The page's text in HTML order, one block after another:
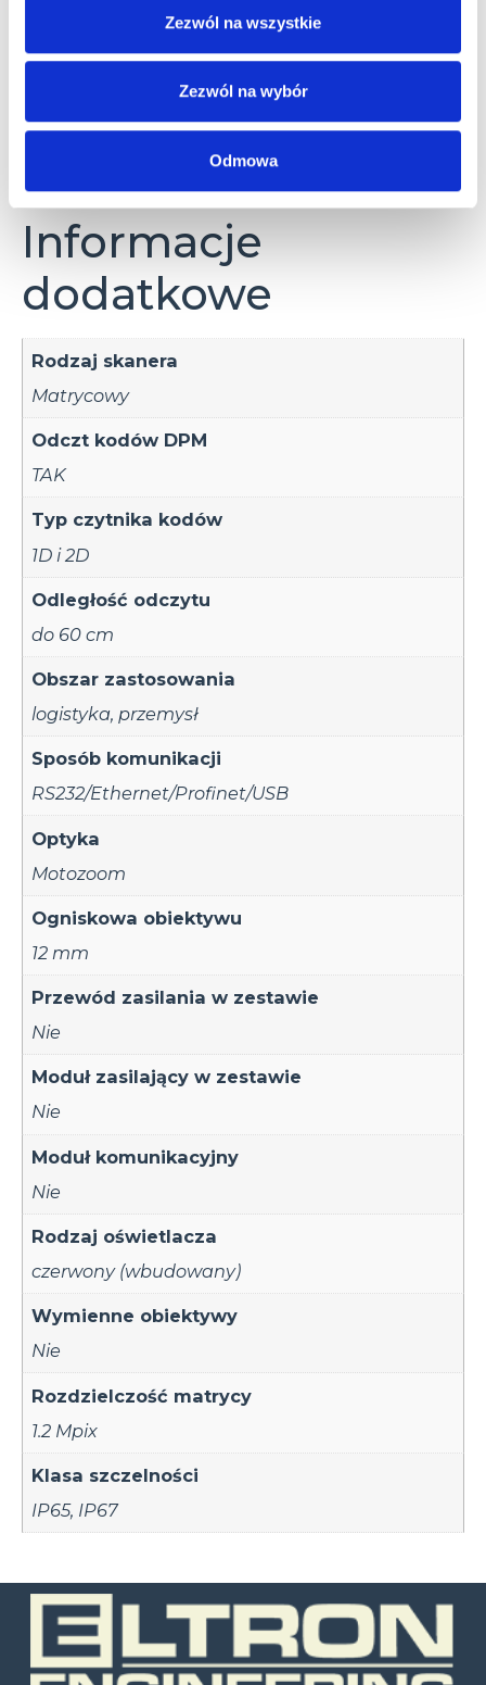
Zezwól na wszystkie
Zezwól na wybór
Odmowa
RS232/Ethernet/Profinet/USB
Informacje dodatkowe
Informacje
dodatkowe
Rodzaj skanera
Matrycowy
Odczt kodów DPM
TAK
Typ czytnika kodów
1D i 2D
Odległość odczytu
do 60 cm
Obszar zastosowania
logistyka,przemysł
Sposób komunikacji
RS232/Ethernet/Profinet/USB
Optyka
Motozoom
Ogniskowa obiektywu
12 mm
Przewód zasilania w zestawie
Nie
Moduł zasilający w zestawie
Nie
Moduł komunikacyjny
Nie
Rodzaj oświetlacza
czerwony (wbudowany)
Wymienne obiektywy
Nie
Rozdzielczość matrycy
1.2 Mpix
Klasa szczelności
IP65, IP67